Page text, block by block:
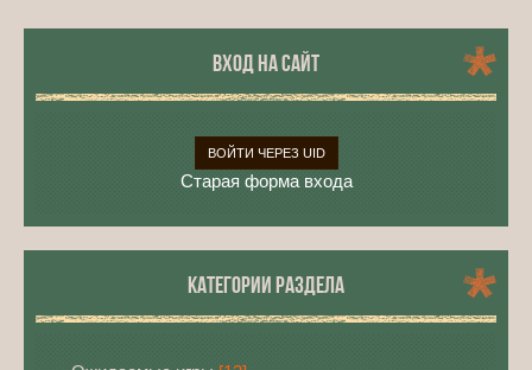
ВХОД НА САЙТ
ВОЙТИ ЧЕРЕЗ UID
Старая форма входа
КАТЕГОРИИ РАЗДЕЛА